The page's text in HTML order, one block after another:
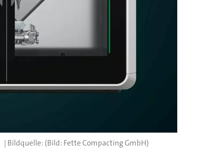
(Bild: Fette Compacting GmbH)